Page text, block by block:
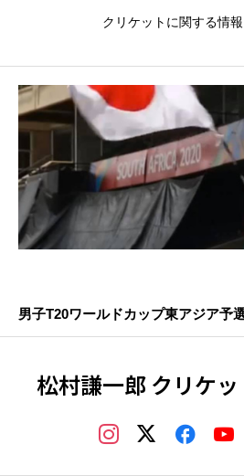
クリケットに関する情報
男子T20ワールドカップ東アジア予
松村謙一郎 クリケ